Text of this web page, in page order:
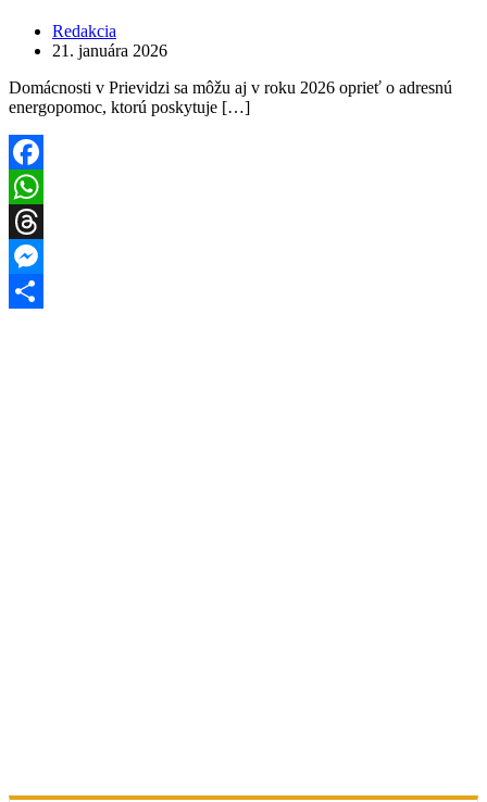
Redakcia
21. januára 2026
Domácnosti v Prievidzi sa môžu aj v roku 2026 oprieť o adresnú
energopomoc, ktorú poskytuje […]
Facebook
WhatsApp
Threads
Messenger